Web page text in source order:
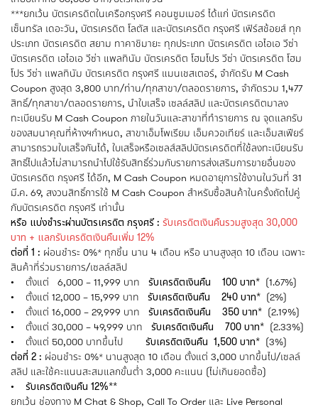
***ยกเว้น บัตรเครดิตในเครือกรุงศรี คอนซูมเมอร์ ได้แก่ บัตรเครดิต
เซ็นทรัล เดอะวัน, บัตรเครดิต โลตัส และบัตรเครดิต กรุงศรี เฟิร์สช้อยส์ ทุก
ประเภท บัตรเครดิต สยาม ทาคาชิมายะ ทุกประเภท บัตรเครดิต เอไอเอ วีซ่า
บัตรเครดิต เอไอเอ วีซ่า แพลทินัม บัตรเครดิต โฮมโปร วีซ่า บัตรเครดิต โฮม
โปร วีซ่า แพลทินัม บัตรเครดิต กรุงศรี แมนเชสเตอร์, จำกัดรับ M Cash
Coupon สูงสุด 3,800 บาท/ท่าน/ทุกสาขา/ตลอดรายการ, จำกัดรวม 1,477
สิทธิ์/ทุกสาขา/ตลอดรายการ, นำใบเสร็จ เซลล์สลิป และบัตรเครดิตมาลง
ทะเบียนรับ M Cash Coupon ภายในวันและสาขาที่ทำรายการ ณ จุดแลกรับ
ของสมนาคุณที่ห้างฯกำหนด, สาขาเอ็มโพเรียม เอ็มควอเทียร์ และเอ็มสเฟียร์
สามารถรวมใบเสร็จกันได้, ใบเสร็จหรือเซลส์สลิปบัตรเครดิตที่ใช้ลงทะเบียนรับ
สิทธิ์ไปแล้วไม่สามารถนำไปใช้รับสิทธิ์ร่วมกับรายการส่งเสริมการขายอื่นของ
บัตรเครดิต กรุงศรี ได้อีก, M Cash Coupon หมดอายุการใช้งานในวันที่ 31
มี.ค. 69, สงวนสิทธิ์การใช้ M Cash Coupon สำหรับซื้อสินค้าในครั้งถัดไปคู่
กับบัตรเครดิต กรุงศรี เท่านั้น
หรือ แบ่งชำระผ่านบัตรเครดิต กรุงศรี : รับเครดิตเงินคืนรวมสูงสุด 30,000
บาท + แลกรับเครดิตเงินคืนเพิ่ม 12%
ต่อที่ 1 : ผ่อนชำระ 0%* ทุกชิ้น นาน 4 เดือน หรือ นานสูงสุด 10 เดือน เฉพาะ
สินค้าที่ร่วมรายการ/เซลล์สลิป
• ตั้งแต่ 6,000 – 11,999 บาท รับเครดิตเงินคืน 100 บาท* (1.67%)
• ตั้งแต่ 12,000 – 15,999 บาท
รับเครดิตเงินคืน 240 บาท* (2%)
• ตั้งแต่ 16,000 – 29,999 บาท รับเครดิตเงินคืน 350 บาท* (2.19%)
• ตั้งแต่ 30,000 – 49,999 บาท
รับเครดิตเงินคืน 700 บาท* (2.33%)
• ตั้งแต่ 50,000 บาทขึ้นไป
รับเครดิตเงินคืน 1,500 บาท* (3%)
ต่อที่ 2 : ผ่อนชำระ 0%* นานสูงสุด 10 เดือน ตั้งแต่ 3,000 บาทขึ้นไป/เซลล์
สลิป และใช้คะแนนสะสมแลกขั้นต่ำ 3,000 คะแนน (ไม่เกินยอดซื้อ)
• รับเครดิตเงินคืน 12%**
ยกเว้น ช่องทาง M Chat & Shop, Call To Order และ Live Personal